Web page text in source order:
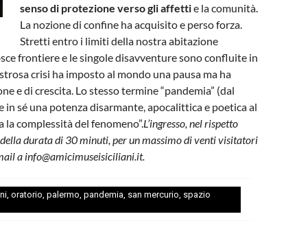
senso di protezione verso gli affettie la comunità.
La nozione di confine ha acquisito e perso forza.
Stretti entro i limiti della nostra abitazione
frontiere e le singole disavventure sono confluite in
crisi ha imposto al mondo una pausa ma ha
e di crescita. Lo stesso termine “pandemia” (dal
sé una potenza disarmante, apocalittica e poetica al
complessità del fenomeno”.L’ingresso, nel rispetto
durata di 30 minuti, per un massimo di venti visitatori
a info@amicimuseisiciliani.it.
,oratorio ,palermo ,pandemia san mercurio spazio